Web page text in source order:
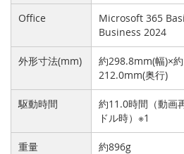
Office
Microsoft 365
Business 2024
外形寸法(mm)
約298.8mm(幅)×
212.0mm(奥行)
駆動時間
約11.0時間（動画
ドル時）※1
重量 約896g